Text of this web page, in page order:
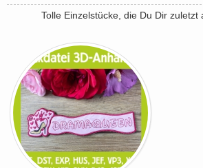
Tolle Einzelstücke, die Du Dir zuletzt